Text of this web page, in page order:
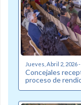
Jueves, Abril 2, 2026 -
Concejales
proceso de